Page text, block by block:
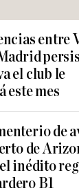
entre
el club le
este mes
de
de
inédito
B1